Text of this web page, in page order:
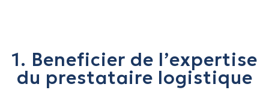
1. Beneficier de l’expertise
du prestataire logistique